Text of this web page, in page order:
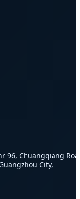
96, Chuangqiang
City,